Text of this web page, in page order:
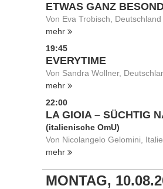
ETWAS GANZ
Von Eva Trobisch,
mehr
19:45
EVERYTIME
Von Sandra Wollner,
mehr
22:00
LA GIOIA – SÜCHTIG
(italienische OmU)
Von Nicolangelo Gelomini,
mehr
MONTAG,